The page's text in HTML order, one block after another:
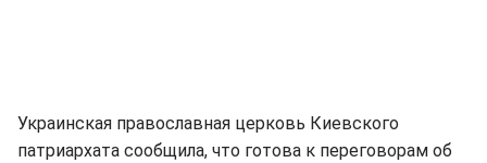
Украинская православная церковь Киевского
патриархата сообщила, что готова к переговорам об